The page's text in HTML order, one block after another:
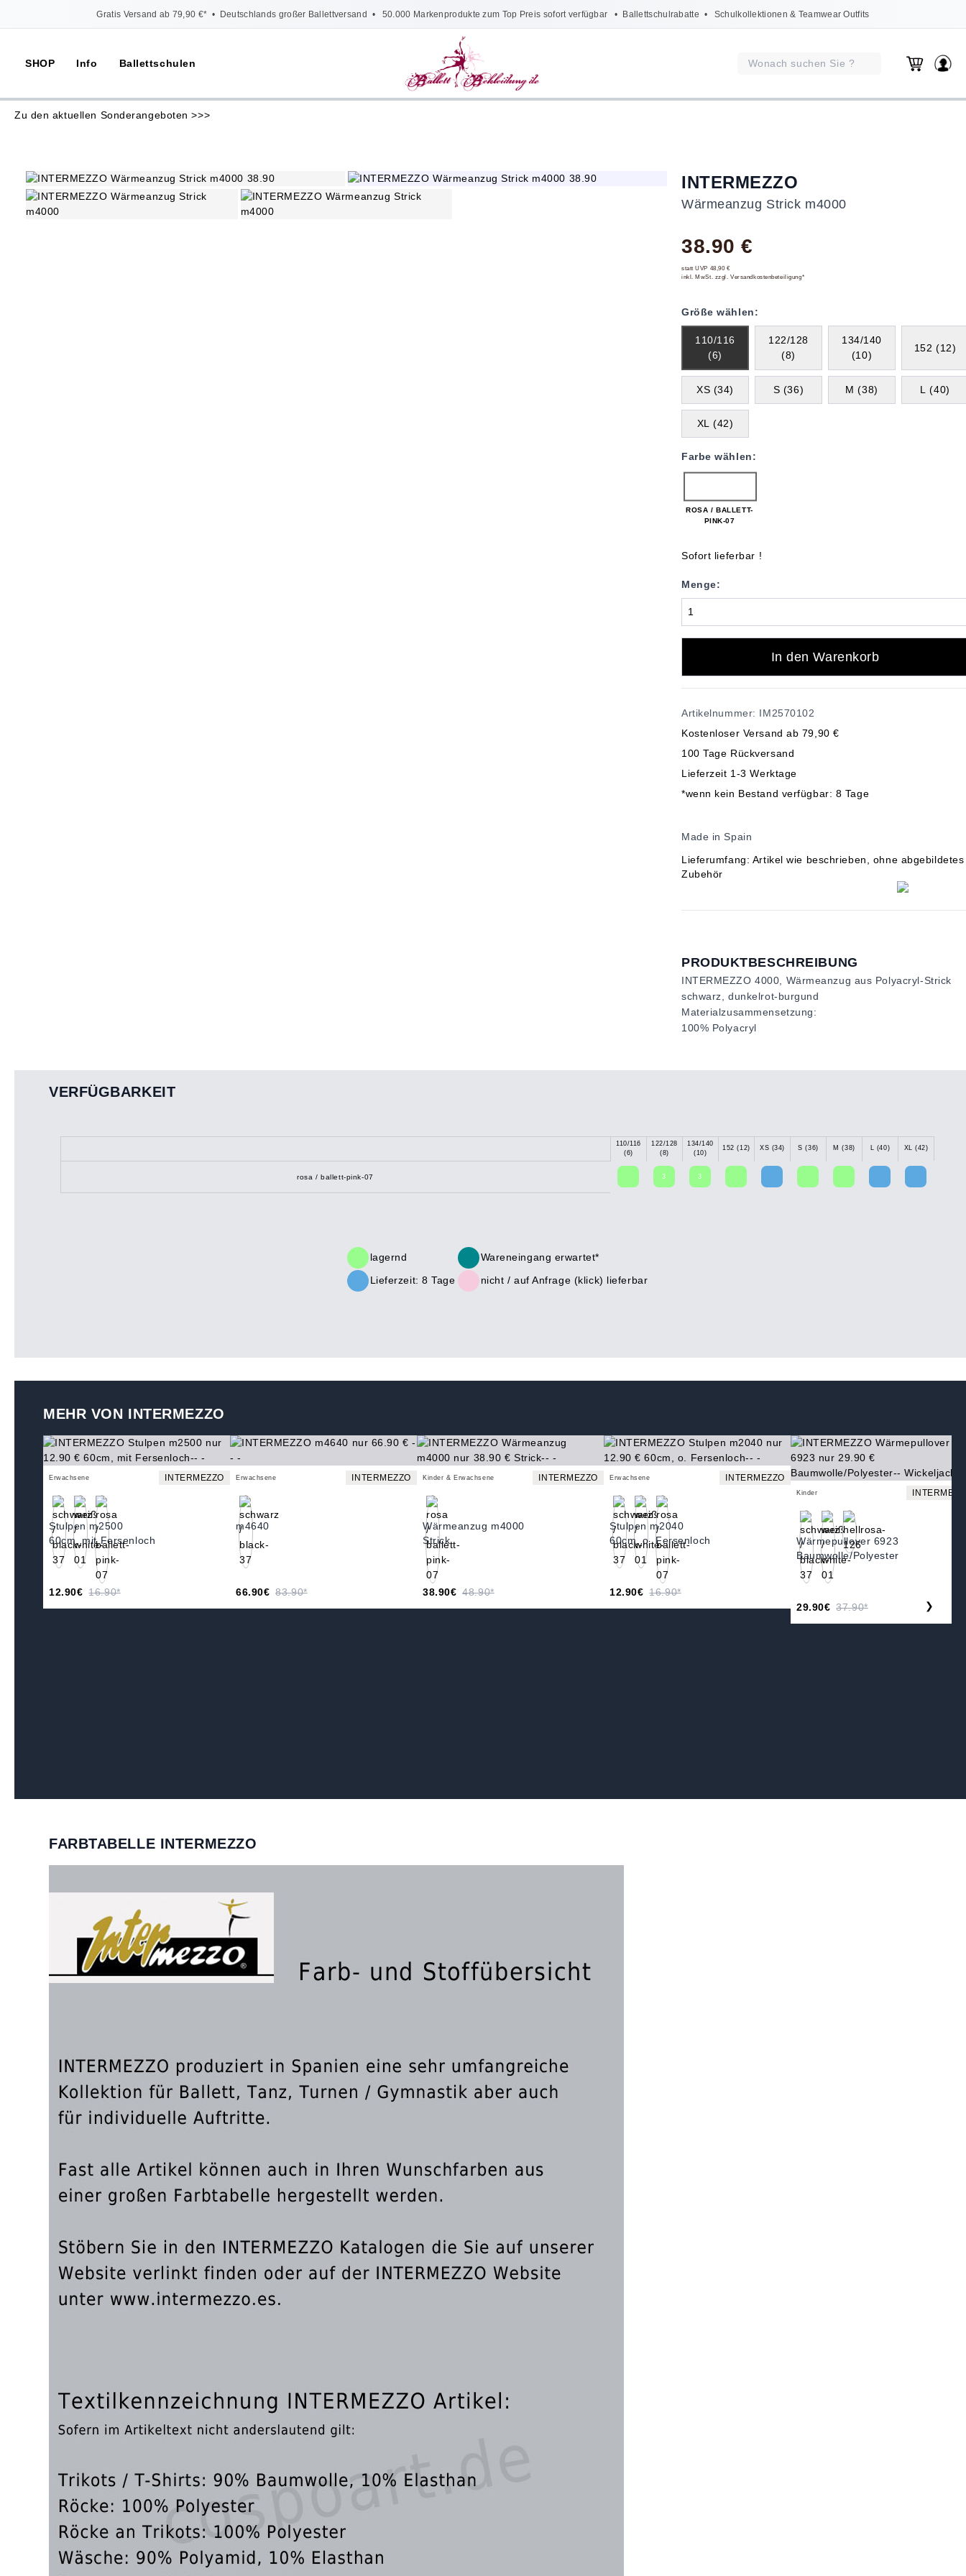
Gratis Versand ab 79,90 €* • Deutschlands großer Ballettversand • 50.000 Markenprodukte zum Top Preis sofort verfügbar • Ballettschulrabatte • Schulkollektionen & Teamwear Outfits
SHOP Info Ballettschulen
Zu den aktuellen Sonderangeboten >>>
INTERMEZZO
Wärmeanzug Strick m4000
38.90 €
statt UVP 48,90 €
inkl. MwSt. zzgl. Versandkostenbeteiligung*
Größe wählen:
110/116
(6)
122/128
(8)
134/140
(10)
152 (12)
XS (34) S (36) M (38) L (40)
XL (42)
Farbe wählen:
ROSA / BALLETT-
PINK-07
Sofort lieferbar !
Menge:
In den Warenkorb
Artikelnummer: IM2570102
Kostenloser Versand ab 79,90 €
100 Tage Rückversand
Lieferzeit 1-3 Werktage
*wenn kein Bestand verfügbar: 8 Tage
Made in Spain
Lieferumfang: Artikel wie beschrieben, ohne abgebildetes
Zubehör
PRODUKTBESCHREIBUNG
INTERMEZZO 4000, Wärmeanzug aus Polyacryl-Strick
schwarz, dunkelrot-burgund
Materialzusammensetzung:
100% Polyacryl
VERFÜGBARKEIT
110/116
(6)
122/128
(8)
134/140
(10)
152 (12) XS (34) S (36) M (38) L (40) XL (42)
rosa / ballett-pink-07 3 3
lagernd
Wareneingang erwartet*
Lieferzeit: 8 Tage
nicht / auf Anfrage (klick) lieferbar
MEHR VON INTERMEZZO
Erwachsene INTERMEZZO
Stulpen m2500
60cm, mit Fersenloch
12.90€ 16.90*
Erwachsene INTERMEZZO
m4640
66.90€ 83.90*
Kinder & Erwachsene INTERMEZZO
Wärmeanzug m4000
Strick
38.90€ 48.90*
Erwachsene INTERMEZZO
Stulpen m2040
60cm, o. Fersenloch
12.90€ 16.90*
Kinder
Wärmepullover 6923
Baumwolle/Polyester
29.90€ 37.90* ❯
FARBTABELLE INTERMEZZO